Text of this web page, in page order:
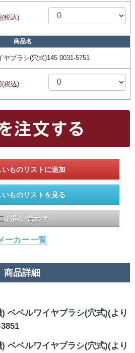
(税込)
商品名
ブラシ(穴式)145 0031-5751
(税込)
いものリストを見る
お問い合わせ
ーカー 一覧
商品詳細
ベベルワイヤブラシ(穴式)(より
ベベルワイヤブラシ(穴式)(より